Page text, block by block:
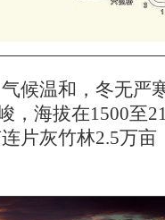
候温和，冬无严
，海拔在1500至
片灰竹林2.5万